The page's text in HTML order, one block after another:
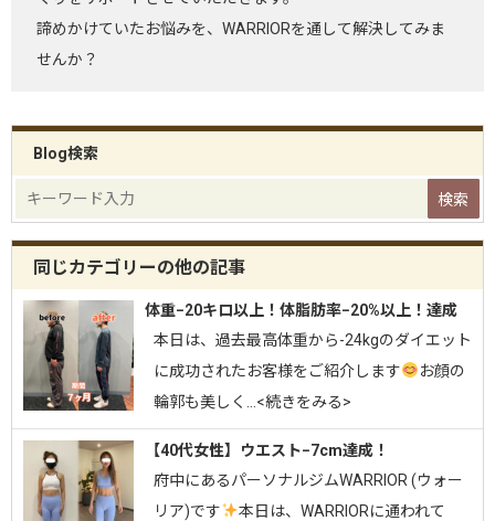
諦めかけていたお悩みを、WARRIORを通して解決してみま
せんか？
Blog検索
同じカテゴリーの他の記事
体重−20キロ以上！体脂肪率−20%以上！達成
⁡本日は、過去最高体重から-24kgのダイエット
に成功されたお客様をご紹介します
お顔の
輪郭も美しく…<続きをみる>
【40代女性】ウエスト−7cm達成！
府中にあるパーソナルジムWARRIOR (ウォー
リア)です
⁡⁡本日は、WARRIORに通われて